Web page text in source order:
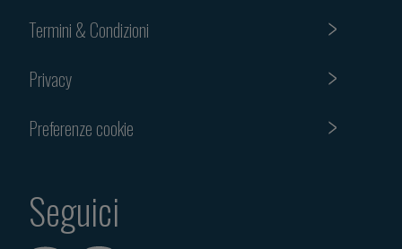
Termini & Condizioni
Privacy
Preferenze cookie
Seguici